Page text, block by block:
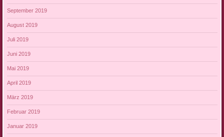
September 2019
August 2019
Juli 2019
Juni 2019
Mai 2019
April 2019
März 2019
Februar 2019
Januar 2019